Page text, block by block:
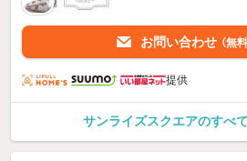
お問い合わせ （無料
提供
サンライズスクエアのすべ